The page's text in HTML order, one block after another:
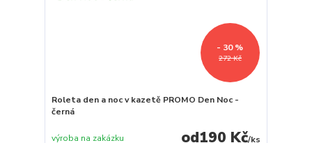
272 Kč
- 30 %
Roleta den a noc v kazetě PROMO Den Noc -
černá
190 Kč/ks
výroba na zakázku